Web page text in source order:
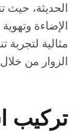
الحديثة، حيث
الإضاءة
مثالية
الزوار من خلال
تركيب